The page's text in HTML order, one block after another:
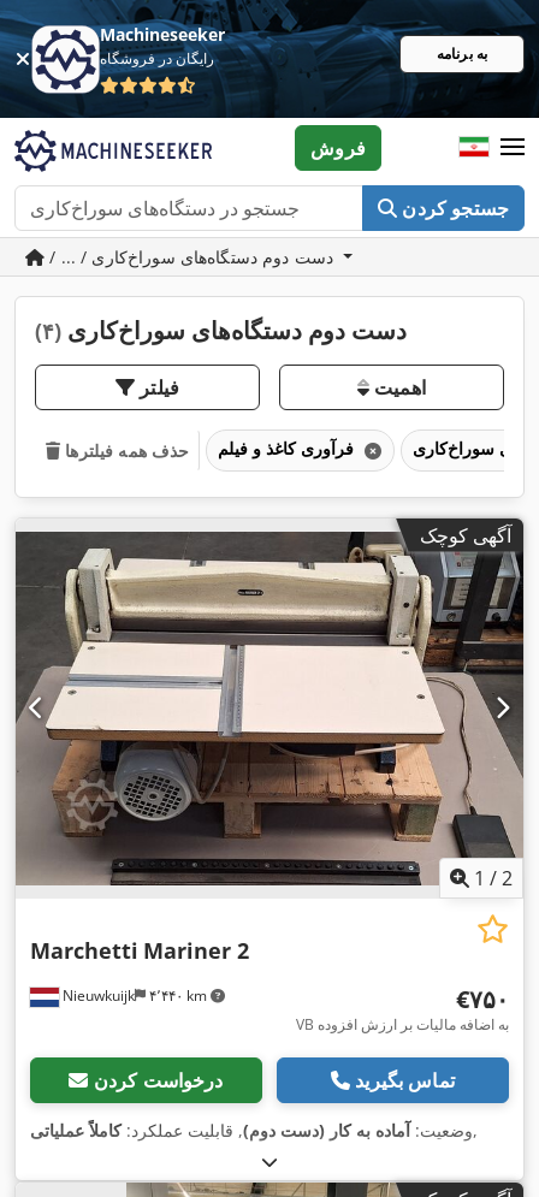
Machineseeker
رایگان در فروشگاه به برنامه
جستجو کردن
فروش
دست دوم دستگاه‌های سوراخ‌کاری (۴)
فیلتر اهمیت
حذف همه فیلترها
آگهی کوچک
1 /2
Nieuwkuijk ۴٬۴۴۰ km
Marchetti Mariner 2
‎€۷۵۰
VB به اضافه مالیات بر ارزش افزوده
درخواست کردن تماس بگیرید
وضعیت:آماده به کار (دست دوم), قابلیت عملکرد:کاملاً عملیاتی ,